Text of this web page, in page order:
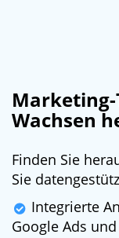
Wachsen
Finden Sie
Sie
Integrierte
Google Ads